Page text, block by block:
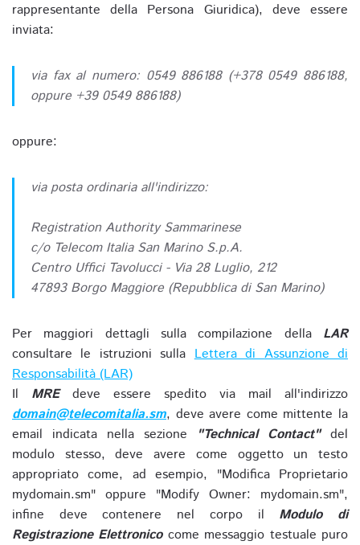
rappresentante della Persona Giuridica), deve essere
inviata:
via fax al numero: 0549 886188 (+378 0549 886188,
oppure +39 0549 886188)
oppure:
via posta ordinaria all'indirizzo:
Registration Authority Sammarinese
c/o Telecom Italia San Marino S.p.A.
Centro Uffici Tavolucci - Via 28 Luglio, 212
47893 Borgo Maggiore (Repubblica di San Marino)
Per maggiori dettagli sulla compilazione della LAR
consultare le istruzioni sullaLettera di Assunzione di
Responsabilità (LAR)
Il MREdeve essere spedito via mail all'indirizzo
domain@telecomitalia.sm, deve avere come mittente la
email indicata nella sezione
"Technical Contact"del
modulo stesso, deve avere come oggetto un testo
appropriato come, ad esempio, "Modifica Proprietario
mydomain.sm" oppure "Modify Owner: mydomain.sm",
infine deve contenere nel corpo il Modulo di
Registrazione Elettronicocome messaggio testuale puro